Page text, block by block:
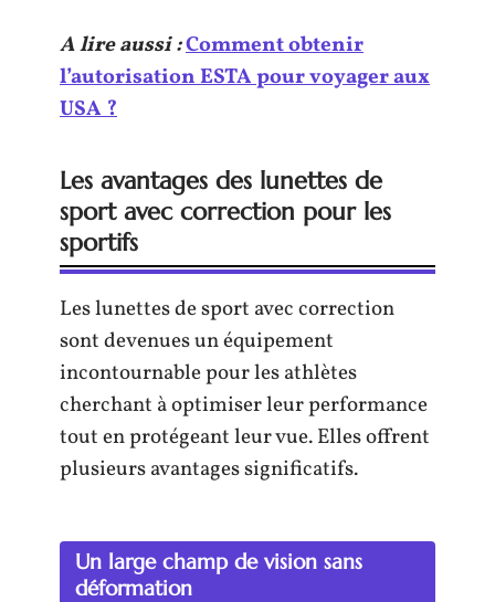
A lire aussi :Comment obtenir
l’autorisation ESTA pour voyager aux
USA ?
Les avantages des lunettes de
sport avec correction pour les
sportifs
Les lunettes de sport avec correction
sont devenues un équipement
incontournable pour les athlètes
cherchant à optimiser leur performance
tout en protégeant leur vue. Elles offrent
plusieurs avantages significatifs.
Un large champ de vision sans
déformation